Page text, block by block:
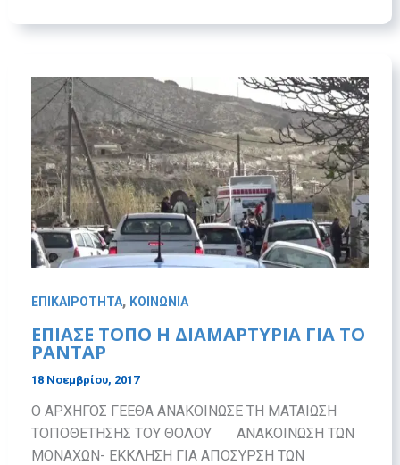
ΕΠΙΚΑΙΡΟΤΗΤΑ, ΚΟΙΝΩΝΙΑ
ΕΠΙΑΣΕ ΤΟΠΟ Η ΔΙΑΜΑΡΤΥΡΙΑ ΓΙΑ ΤΟ
ΡΑΝΤΑΡ
18 Νοεμβρίου, 2017
Ο ΑΡΧΗΓΟΣ ΓΕΕΘΑ ΑΝΑΚΟΙΝΩΣΕ ΤΗ ΜΑΤΑΙΩΣΗ
ΤΟΠΟΘΕΤΗΣΗΣ ΤΟΥ ΘΟΛΟΥ ΑΝΑΚΟΙΝΩΣΗ ΤΩΝ
ΜΟΝΑΧΩΝ- ΕΚΚΛΗΣΗ ΓΙΑ ΑΠΟΣΥΡΣΗ ΤΩΝ